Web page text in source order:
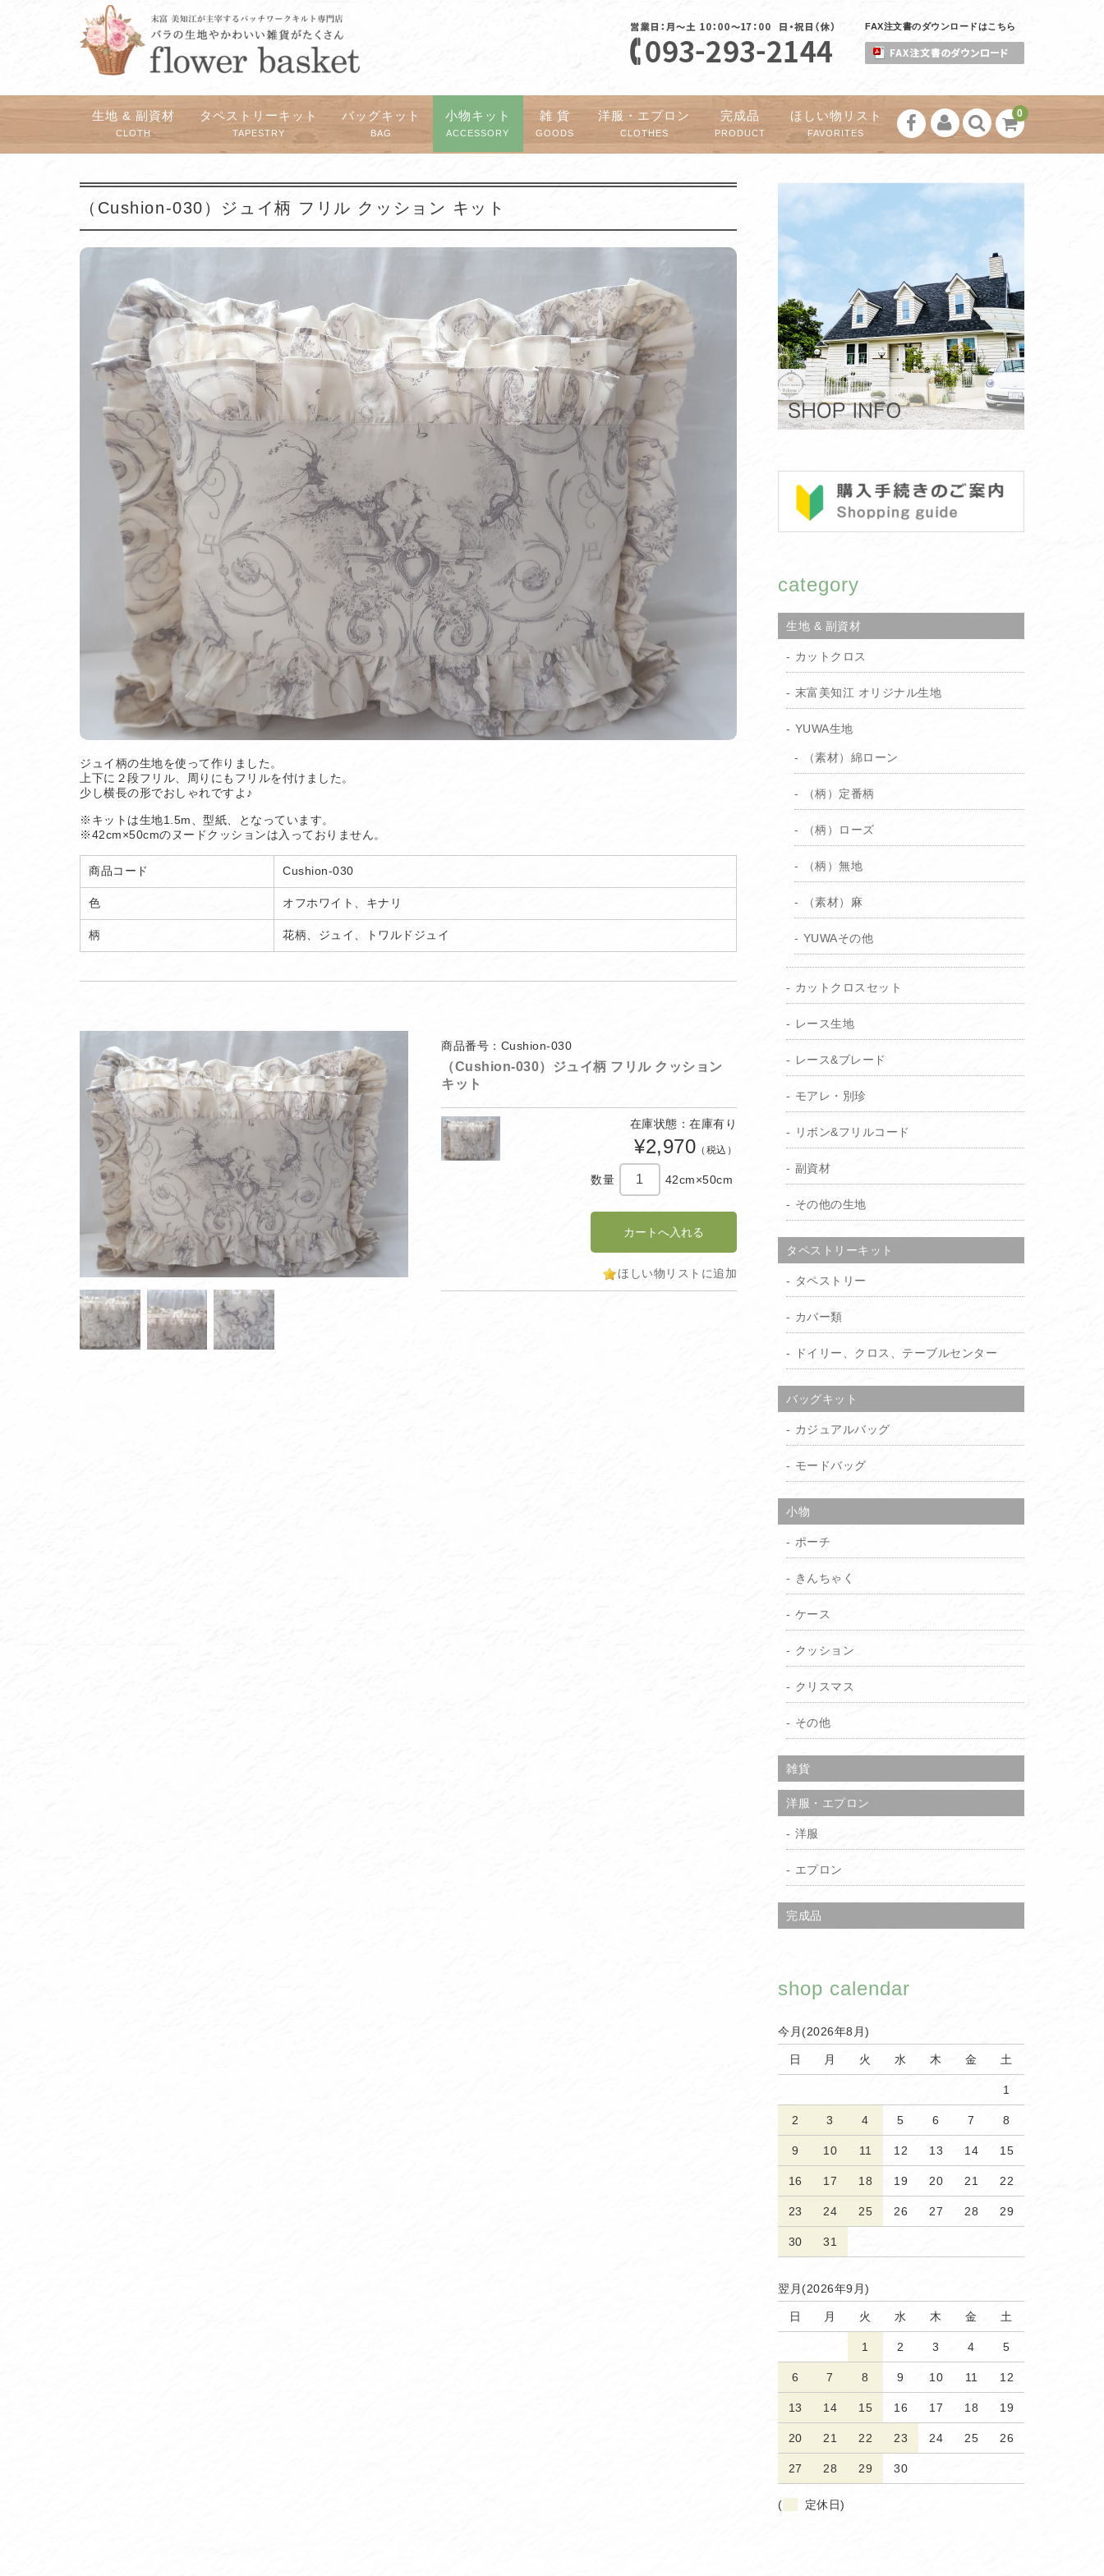
FAX注文書のダウンロードはこちら
0
生地 & 副資材
CLOTH
タペストリーキット
TAPESTRY
バッグキット
BAG
小物キット
ACCESSORY
雑 貨
GOODS
洋服・エプロン
CLOTHES
完成品
PRODUCT
ほしい物リスト
FAVORITES
（Cushion-030）ジュイ柄 フリル クッション キット
ジュイ柄の生地を使って作りました。
上下に２段フリル、周りにもフリルを付けました。
少し横長の形でおしゃれですよ♪
※キットは生地1.5m、型紙、となっています。
※42cm×50cmのヌードクッションは入っておりません。
商品コード Cushion-030
色 オフホワイト、キナリ
柄 花柄、ジュイ、トワルドジュイ
商品番号：Cushion-030
（Cushion-030）ジュイ柄 フリル クッション
キット
在庫状態：在庫有り
¥2,970 （税込）
数量 42cm×50cm
ほしい物リストに追加
category
生地 & 副資材
カットクロス
末富美知江 オリジナル生地
YUWA生地
（素材）綿ローン
（柄）定番柄
（柄）ローズ
（柄）無地
（素材）麻
YUWAその他
カットクロスセット
レース生地
レース&ブレード
モアレ・別珍
リボン&フリルコード
副資材
その他の生地
タペストリーキット
タペストリー
カバー類
ドイリー、クロス、テーブルセンター
バッグキット
カジュアルバッグ
モードバッグ
小物
ポーチ
きんちゃく
ケース
クッション
クリスマス
その他
雑貨
洋服・エプロン
洋服
エプロン
完成品
shop calendar
今月(2026年8月)
日 月 火 水 木 金 土
1
2 3 4 5 6 7 8
9 10 11 12 13 14 15
16 17 18 19 20 21 22
23 24 25 26 27 28 29
30 31
翌月(2026年9月)
日 月 火 水 木 金 土
1 2 3 4 5
6 7 8 9 10 11 12
13 14 15 16 17 18 19
20 21 22 23 24 25 26
27 28 29 30
( 定休日)